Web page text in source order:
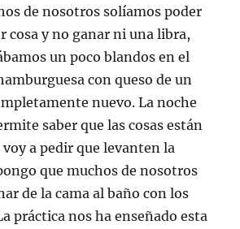
de nosotros solíamos poder
cosa y no ganar ni una libra,
un poco blandos en el
con queso de un
nuevo. La noche
saber que las cosas están
a pedir que levanten la
que muchos de nosotros
de la cama al baño con los
práctica nos ha enseñado esta